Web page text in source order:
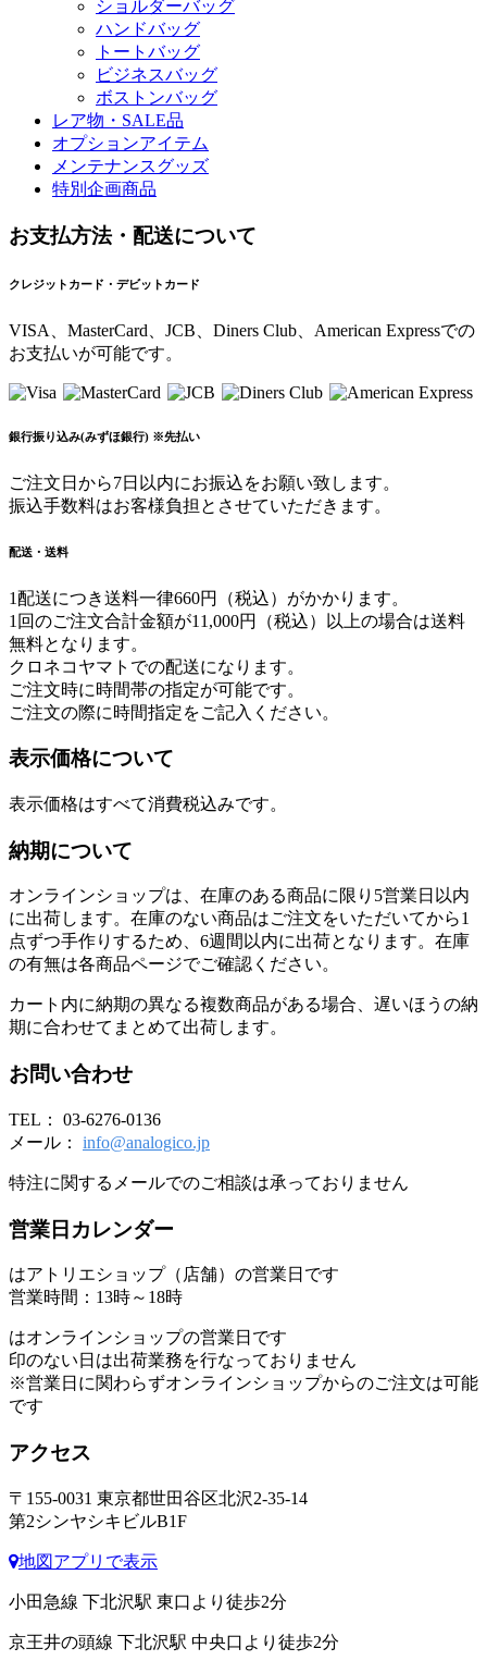
ショルダーバッグ
ハンドバッグ
トートバッグ
ビジネスバッグ
ボストンバッグ
レア物・SALE品
オプションアイテム
メンテナンスグッズ
特別企画商品
お支払方法・配送について
クレジットカード・デビットカード
VISA、MasterCard、JCB、Diners Club、American Expressでの
お支払いが可能です。
銀行振り込み(みずほ銀行) ※先払い
ご注文日から7日以内にお振込をお願い致します。
振込手数料はお客様負担とさせていただきます。
配送・送料
1配送につき送料一律660円（税込）がかかります。
1回のご注文合計金額が11,000円（税込）以上の場合は送料
無料となります。
クロネコヤマトでの配送になります。
ご注文時に時間帯の指定が可能です。
ご注文の際に時間指定をご記入ください。
表示価格について
表示価格はすべて消費税込みです。
納期について
オンラインショップは、在庫のある商品に限り5営業日以内
に出荷します。在庫のない商品はご注文をいただいてから1
点ずつ手作りするため、6週間以内に出荷となります。在庫
の有無は各商品ページでご確認ください。
カート内に納期の異なる複数商品がある場合、遅いほうの納
期に合わせてまとめて出荷します。
お問い合わせ
TEL： 03-6276-0136
メール： info@analogico.jp
特注に関するメールでのご相談は承っておりません
営業日カレンダー
はアトリエショップ（店舗）の営業日です
営業時間：13時～18時
はオンラインショップの営業日です
印のない日は出荷業務を行なっておりません
※営業日に関わらずオンラインショップからのご注文は可能
です
アクセス
〒155-0031 東京都世田谷区北沢2-35-14
第2シンヤシキビルB1F
地図アプリで表示
小田急線 下北沢駅 東口より徒歩2分
京王井の頭線 下北沢駅 中央口より徒歩2分